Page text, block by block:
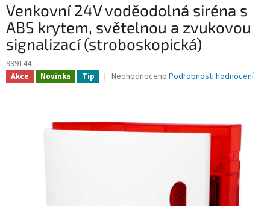
Venkovní 24V voděodolná siréna s
ABS krytem, světelnou a zvukovou
signalizací (stroboskopická)
999144
Akce Novinka Tip
Průměrné
0,0
z
Neohodnoceno Podrobnosti hodnocení